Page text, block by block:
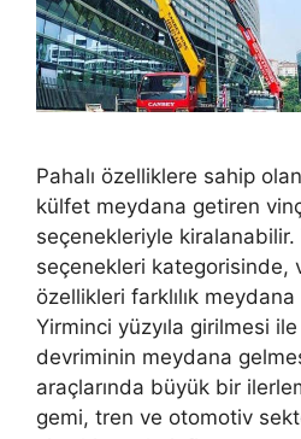
Pahalı özelliklere sahip
külfet meydana getiren
seçenekleriyle
seçenekleri kategorisinde,
özellikleri farklılık
Yirminci yüzyıla girilmesi
devriminin meydana
araçlarında büyük bir
gemi, tren ve otomotiv